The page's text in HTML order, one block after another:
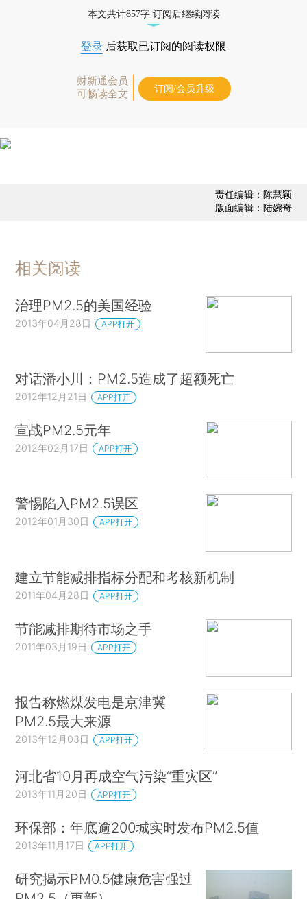
本文共计857字 订阅后继续阅读
登录 后获取已订阅的阅读权限
财新通会员
可畅读全文
订阅/会员升级
责任编辑：陈慧颖
版面编辑：陆婉奇
相关阅读
治理PM2.5的美国经验
2013年04月28日 APP打开
对话潘小川：PM2.5造成了超额死亡
2012年12月21日 APP打开
宣战PM2.5元年
2012年02月17日 APP打开
警惕陷入PM2.5误区
2012年01月30日 APP打开
建立节能减排指标分配和考核新机制
2011年04月28日 APP打开
节能减排期待市场之手
2011年03月19日 APP打开
报告称燃煤发电是京津冀
PM2.5最大来源
2013年12月03日 APP打开
河北省10月再成空气污染“重灾区”
2013年11月20日 APP打开
环保部：年底逾200城实时发布PM2.5值
2013年11月17日 APP打开
研究揭示PM0.5健康危害强过